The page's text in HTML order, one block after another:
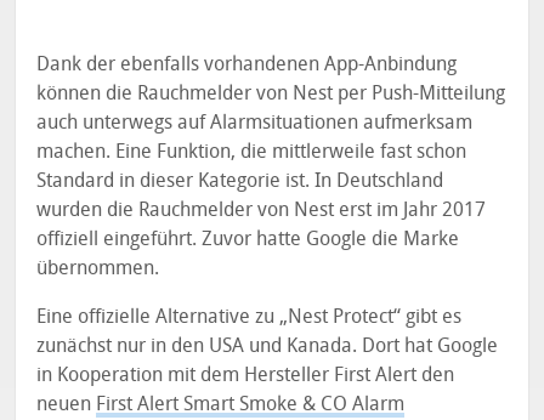
Dank der ebenfalls vorhandenen App-Anbindung
können die Rauchmelder von Nest per Push-Mitteilung
auch unterwegs auf Alarmsituationen aufmerksam
machen. Eine Funktion, die mittlerweile fast schon
Standard in dieser Kategorie ist. In Deutschland
wurden die Rauchmelder von Nest erst im Jahr 2017
offiziell eingeführt. Zuvor hatte Google die Marke
übernommen.
Eine offizielle Alternative zu „Nest Protect“ gibt es
zunächst nur in den USA und Kanada. Dort hat Google
in Kooperation mit dem Hersteller First Alert den
neuen First Alert Smart Smoke & CO Alarm